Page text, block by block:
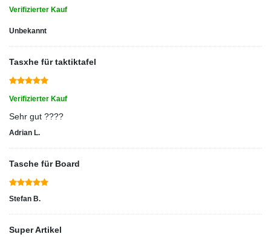
Verifizierter Kauf
Unbekannt
Tasxhe für taktiktafel
Verifizierter Kauf
Sehr gut ????
Adrian L.
Tasche für Board
Stefan B.
Super Artikel